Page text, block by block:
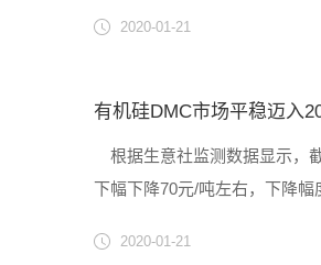
专为不锈......
2020-01-21
有机硅DMC市场平稳迈入
根据生意社监测数据显示，
下幅下降70元/吨左右，下降
2020-01-21